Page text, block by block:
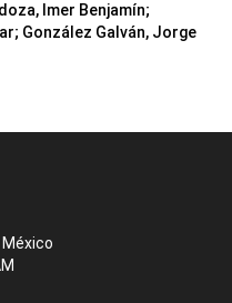
Imer Benjamín;
; González Galván, Jorge